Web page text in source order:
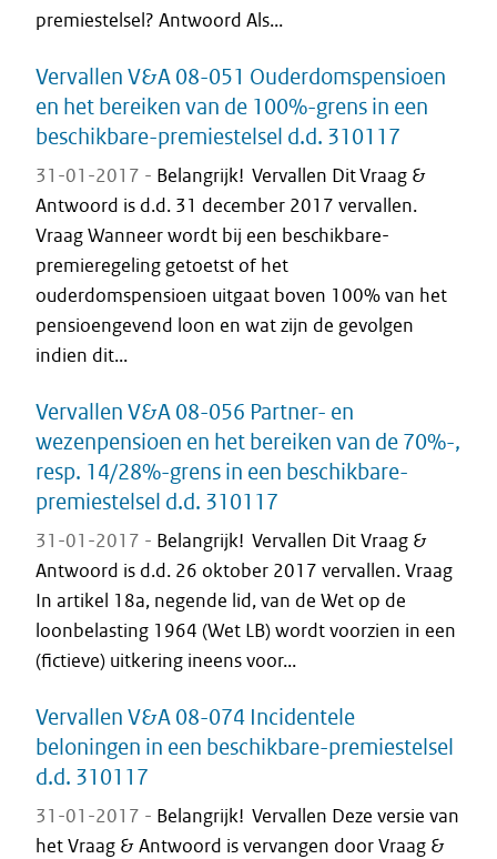
premiestelsel? Antwoord Als...
Vervallen V&A 08-051 Ouderdomspensioen
en het bereiken van de 100%-grens in een
beschikbare-premiestelsel d.d. 310117
31-01-2017 - Belangrijk! Vervallen Dit Vraag &
Antwoord is d.d. 31 december 2017 vervallen.
Vraag Wanneer wordt bij een beschikbare-
premieregeling getoetst of het
ouderdomspensioen uitgaat boven 100% van het
pensioengevend loon en wat zijn de gevolgen
indien dit...
Vervallen V&A 08-056 Partner- en
wezenpensioen en het bereiken van de 70%-,
resp. 14/28%-grens in een beschikbare-
premiestelsel d.d. 310117
31-01-2017 - Belangrijk! Vervallen Dit Vraag &
Antwoord is d.d. 26 oktober 2017 vervallen. Vraag
In artikel 18a, negende lid, van de Wet op de
loonbelasting 1964 (Wet LB) wordt voorzien in een
(fictieve) uitkering ineens voor...
Vervallen V&A 08-074 Incidentele
beloningen in een beschikbare-premiestelsel
d.d. 310117
31-01-2017 - Belangrijk! Vervallen Deze versie van
het Vraag & Antwoord is vervangen door Vraag &